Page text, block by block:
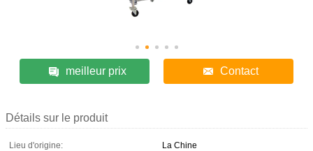
meilleur prix Contact
Détails sur le produit
Lieu d'origine:
La Chine